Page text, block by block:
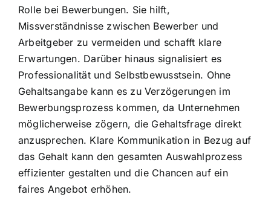
Rolle bei Bewerbungen. Sie hilft,
Missverständnisse zwischen Bewerber und
Arbeitgeber zu vermeiden und schafft klare
Erwartungen. Darüber hinaus signalisiert es
Professionalität und Selbstbewusstsein. Ohne
Gehaltsangabe kann es zu Verzögerungen im
Bewerbungsprozess kommen, da Unternehmen
möglicherweise zögern, die Gehaltsfrage direkt
anzusprechen. Klare Kommunikation in Bezug auf
das Gehalt kann den gesamten Auswahlprozess
effizienter gestalten und die Chancen auf ein
faires Angebot erhöhen.